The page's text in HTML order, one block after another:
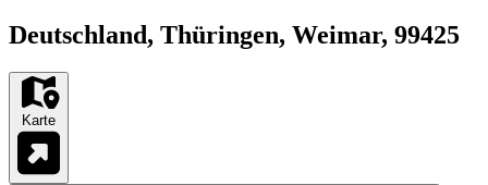
Deutschland, Thüringen, Weimar, 99425
Karte